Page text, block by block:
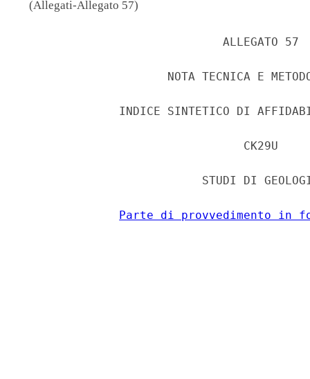
(Allegati-Allegato 57)
                             ALLEGATO 57
NOTA TECNICA E
INDICE SINTETICO DI
                                CK29U
STUDI DI
Parte di provvedimento in